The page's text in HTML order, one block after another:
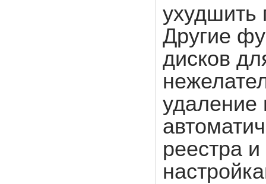
ухудшить
Другие
дисков
удаление
реестра